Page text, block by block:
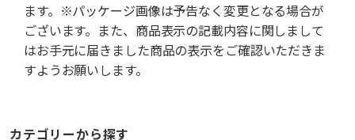
ます。※パッケージ画像は予告なく変更となる場合が
ございます。また、商品表示の記載内容に関しまして
はお手元に届きました商品の表示をご確認いただきま
すようお願いします。
カテゴリーから探す